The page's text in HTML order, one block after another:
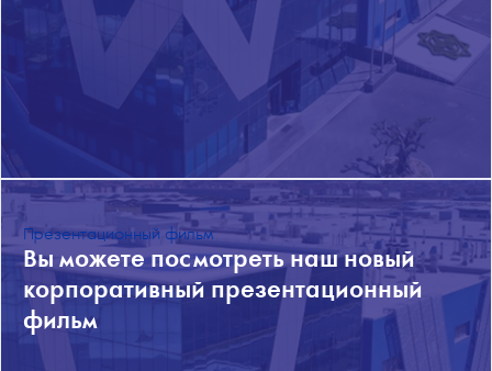
Презентационный фильм
Вы можете посмотреть наш новый
корпоративный презентационный
фильм